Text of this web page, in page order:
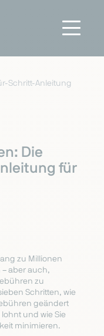
Schritt-Anleitung
Die
für
zu Millionen
aber auch,
zu
Schritten, wie
geändert
und wie Sie
minimieren.